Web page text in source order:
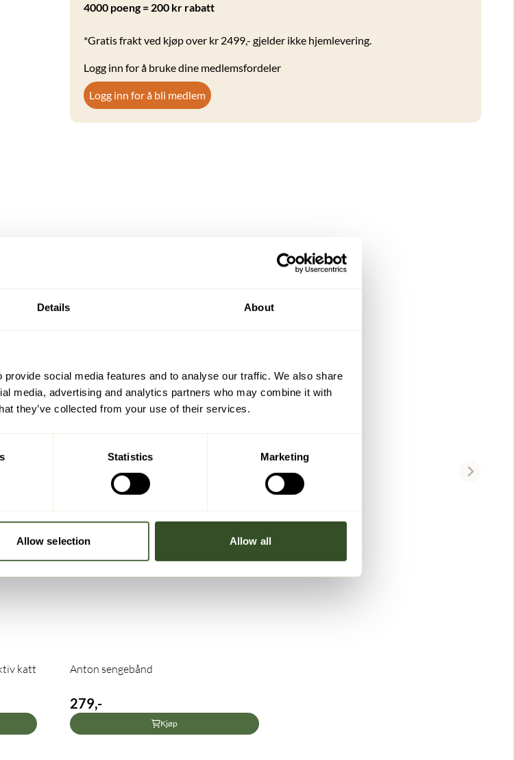
Details About
social media features and to analyse our traffic. We also share
media, advertising and analytics partners who may combine it with
they’ve collected from your use of their services.
Statistics Marketing
Allow selection Allow all
4000 poeng = 200 kr rabatt
*Gratis frakt ved kjøp over kr 2499,- gjelder ikke hjemlevering.
Logg inn for å bruke dine medlemsfordeler
Logg inn for å bli medlem
katt
Anton sengebånd
279,-
Kjøp